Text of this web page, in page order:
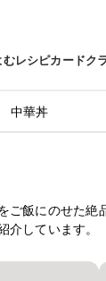
むレシピカードク
中華丼
ご飯にのせた絶
しています。